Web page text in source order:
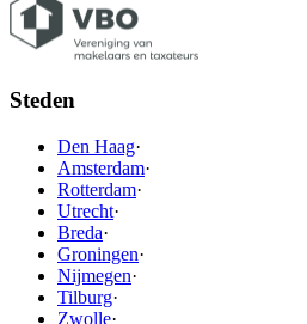
Steden
Den Haag·
Amsterdam·
Rotterdam·
Utrecht·
Breda·
Groningen·
Nijmegen·
Tilburg·
Zwolle·